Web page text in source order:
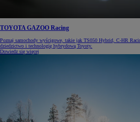
TOYOTA GAZOO Racing
Poznaj samochody wyścigowe, takie jak TS050 Hybrid, C-HR
dziedzictwo i technologię hybrydową Toyoty.
Dowiedz się więcej